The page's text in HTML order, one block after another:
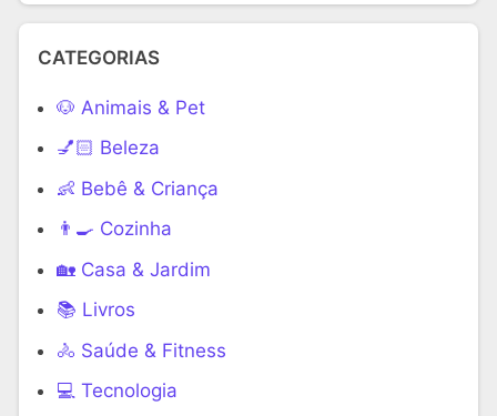
CATEGORIAS
🐶 Animais & Pet
💅🏻 Beleza
👶 Bebê & Criança
👨‍🍳 Cozinha
🏡 Casa & Jardim
📚 Livros
🚴 Saúde & Fitness
‍💻 Tecnologia